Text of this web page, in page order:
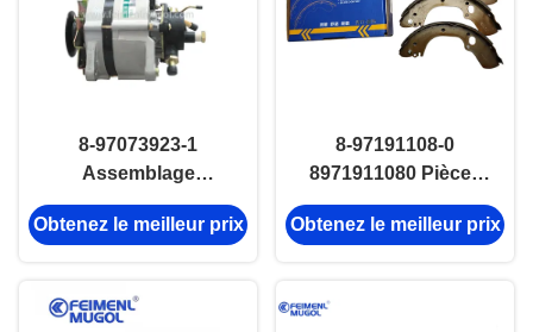
8-97073923-1
Assemblage
d'alternateur
automatique 12V 75A
Obtenez le meilleur prix
8-97191108-0
8971911080 Pièces
automobiles Souliers
de freinage Pour
Obtenez le meilleur prix